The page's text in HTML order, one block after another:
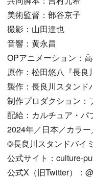
美術監督：部谷京子
撮影：山田達也
音響：黄永昌
OPアニメーション：
原作：松田悠八『長良
製作：長良川スタンド
制作プロダクション：
配給：カルチュア・パ
2024年／日本／カラ
©長良川スタンドバイ
公式サイト：culture-
公式X（旧Twitter）：